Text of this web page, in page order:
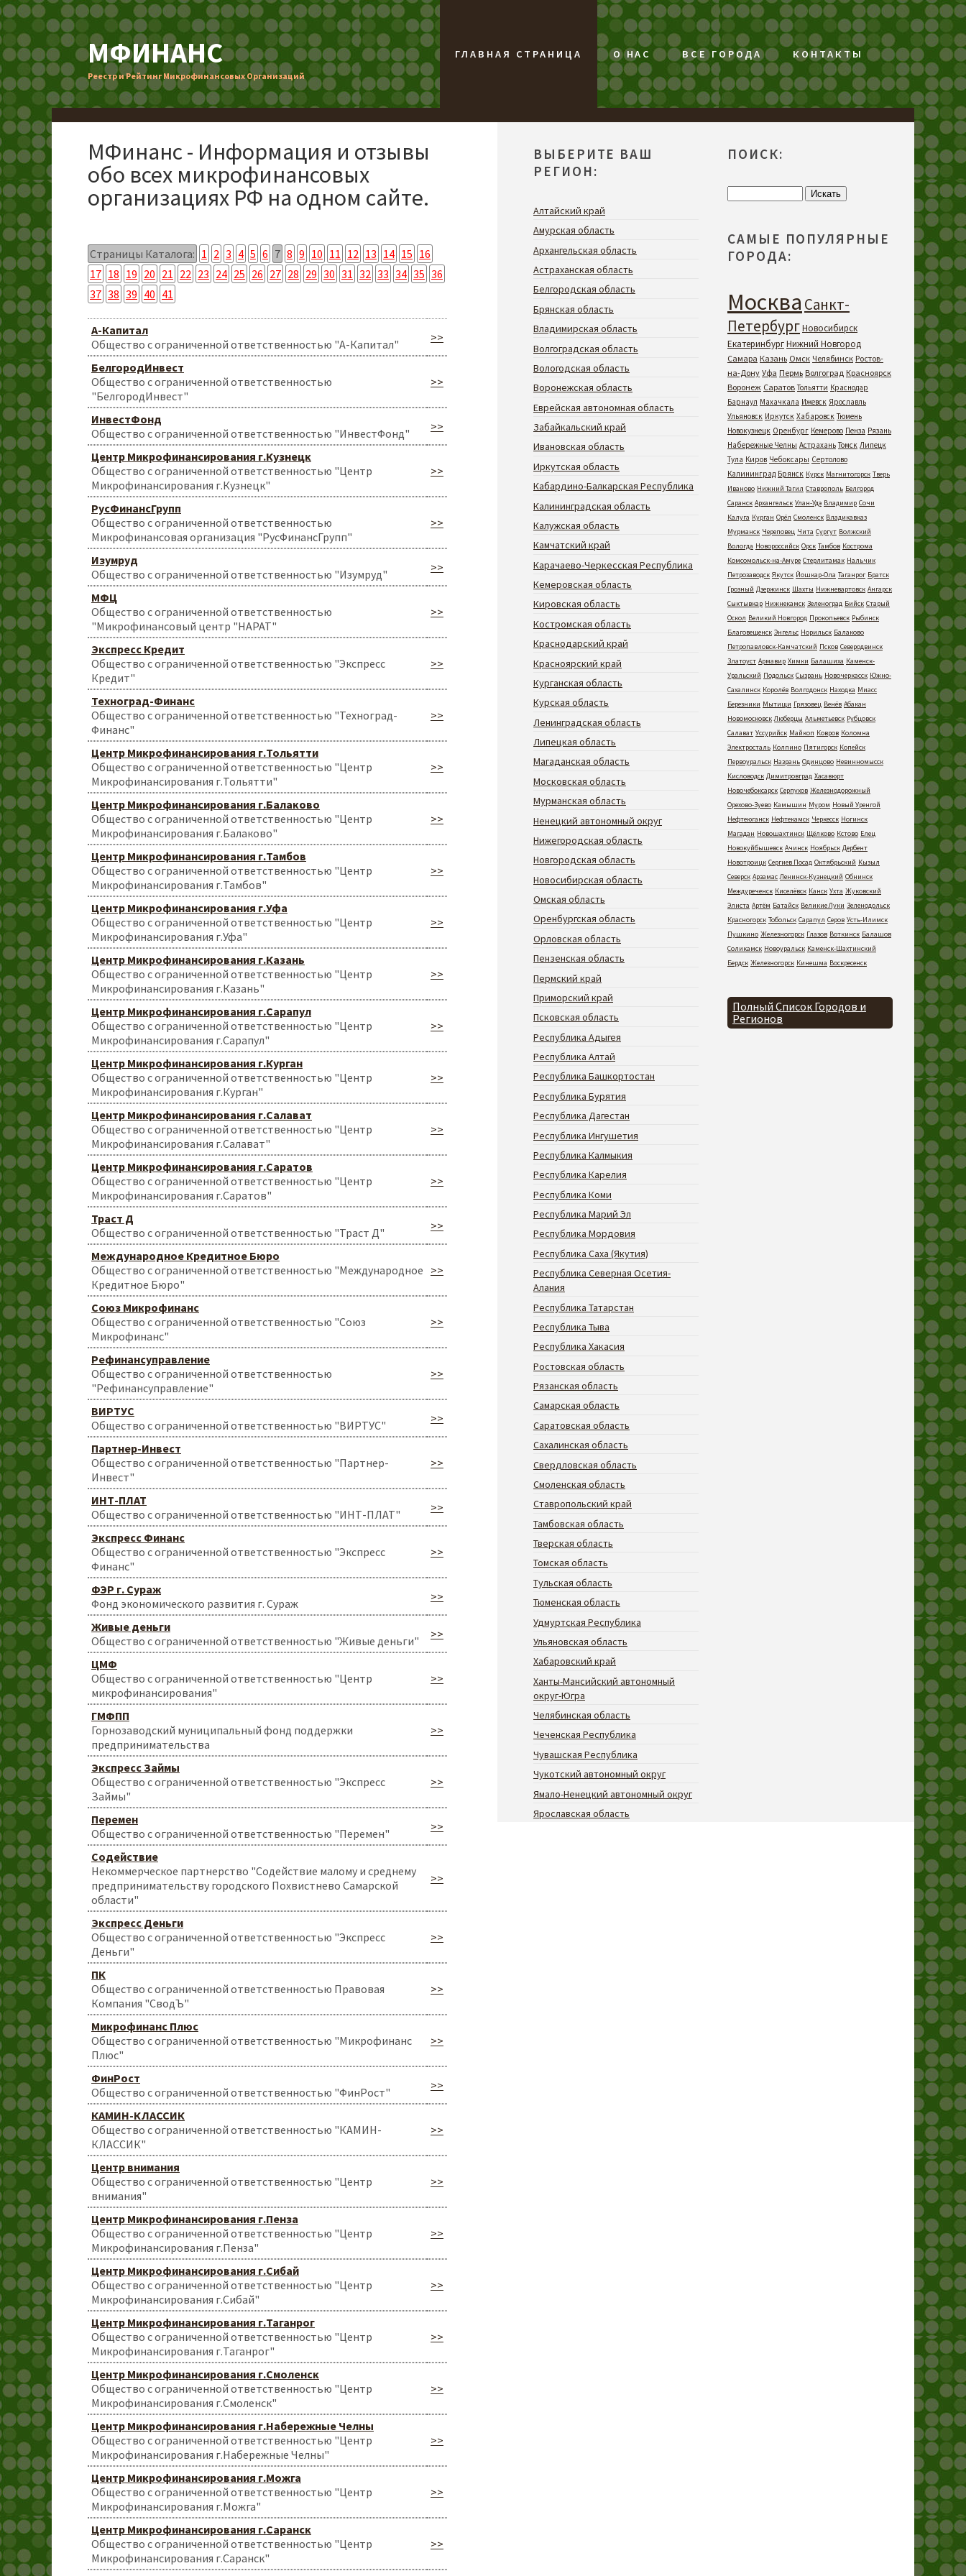
МФИНАНС
Реестр и Рейтинг Микрофинансовых Организаций
ГЛАВНАЯ СТРАНИЦА О НАС ВСЕ ГОРОДА КОНТАКТЫ
МФинанс - Информация и отзывы
обо всех микрофинансовых
организациях РФ на одном сайте.
Страницы Каталога: 1 2 3 4 5 6 7 8 9 10 11 12 13 14 15 16
17 18 19 20 21 22 23 24 25 26 27 28 29 30 31 32 33 34 35 36
37 38 39 40 41
А-Капитал
Общество с ограниченной ответственностью "А-Капитал"
>>
БелгородИнвест
Общество с ограниченной ответственностью
"БелгородИнвест"
>>
ИнвестФонд
Общество с ограниченной ответственностью "ИнвестФонд"
>>
Центр Микрофинансирования г.Кузнецк
Общество с ограниченной ответственностью "Центр
Микрофинансирования г.Кузнецк"
>>
РусФинансГрупп
Общество с ограниченной ответственностью
Микрофинансовая организация "РусФинансГрупп"
>>
Изумруд
Общество с ограниченной ответственностью "Изумруд"
>>
МФЦ
Общество с ограниченной ответственностью
"Микрофинансовый центр "НАРАТ"
>>
Экспресс Кредит
Общество с ограниченной ответственностью "Экспресс
Кредит"
>>
Техноград-Финанс
Общество с ограниченной ответственностью "Техноград-
Финанс"
>>
Центр Микрофинансирования г.Тольятти
Общество с ограниченной ответственностью "Центр
Микрофинансирования г.Тольятти"
>>
Центр Микрофинансирования г.Балаково
Общество с ограниченной ответственностью "Центр
Микрофинансирования г.Балаково"
>>
Центр Микрофинансирования г.Тамбов
Общество с ограниченной ответственностью "Центр
Микрофинансирования г.Тамбов"
>>
Центр Микрофинансирования г.Уфа
Общество с ограниченной ответственностью "Центр
Микрофинансирования г.Уфа"
>>
Центр Микрофинансирования г.Казань
Общество с ограниченной ответственностью "Центр
Микрофинансирования г.Казань"
>>
Центр Микрофинансирования г.Сарапул
Общество с ограниченной ответственностью "Центр
Микрофинансирования г.Сарапул"
>>
Центр Микрофинансирования г.Курган
Общество с ограниченной ответственностью "Центр
Микрофинансирования г.Курган"
>>
Центр Микрофинансирования г.Салават
Общество с ограниченной ответственностью "Центр
Микрофинансирования г.Салават"
>>
Центр Микрофинансирования г.Саратов
Общество с ограниченной ответственностью "Центр
Микрофинансирования г.Саратов"
>>
Траст Д
Общество с ограниченной ответственностью "Траст Д"
>>
Международное Кредитное Бюро
Общество с ограниченной ответственностью "Международное
Кредитное Бюро"
>>
Союз Микрофинанс
Общество с ограниченной ответственностью "Союз
Микрофинанс"
>>
Рефинансуправление
Общество с ограниченной ответственностью
"Рефинансуправление"
>>
ВИРТУС
Общество с ограниченной ответственностью "ВИРТУС"
>>
Партнер-Инвест
Общество с ограниченной ответственностью "Партнер-
Инвест"
>>
ИНТ-ПЛАТ
Общество с ограниченной ответственностью "ИНТ-ПЛАТ"
>>
Экспресс Финанс
Общество с ограниченной ответственностью "Экспресс
Финанс"
>>
ФЭР г. Сураж
Фонд экономического развития г. Сураж
>>
Живые деньги
Общество с ограниченной ответственностью "Живые деньги"
>>
ЦМФ
Общество с ограниченной ответственностью "Центр
микрофинансирования"
>>
ГМФПП
Горнозаводский муниципальный фонд поддержки
предпринимательства
>>
Экспресс Займы
Общество с ограниченной ответственностью "Экспресс
Займы"
>>
Перемен
Общество с ограниченной ответственностью "Перемен"
>>
Содействие
Некоммерческое партнерство "Содействие малому и среднему
предпринимательству городского Похвистнево Самарской
области"
>>
Экспресс Деньги
Общество с ограниченной ответственностью "Экспресс
Деньги"
>>
ПК
Общество с ограниченной ответственностью Правовая
Компания "СводЪ"
>>
Микрофинанс Плюс
Общество с ограниченной ответственностью "Микрофинанс
Плюс"
>>
ФинРост
Общество с ограниченной ответственностью "ФинРост"
>>
КАМИН-КЛАССИК
Общество с ограниченной ответственностью "КАМИН-
КЛАССИК"
>>
Центр внимания
Общество с ограниченной ответственностью "Центр
внимания"
>>
Центр Микрофинансирования г.Пенза
Общество с ограниченной ответственностью "Центр
Микрофинансирования г.Пенза"
>>
Центр Микрофинансирования г.Сибай
Общество с ограниченной ответственностью "Центр
Микрофинансирования г.Сибай"
>>
Центр Микрофинансирования г.Таганрог
Общество с ограниченной ответственностью "Центр
Микрофинансирования г.Таганрог"
>>
Центр Микрофинансирования г.Смоленск
Общество с ограниченной ответственностью "Центр
Микрофинансирования г.Смоленск"
>>
Центр Микрофинансирования г.Набережные Челны
Общество с ограниченной ответственностью "Центр
Микрофинансирования г.Набережные Челны"
>>
Центр Микрофинансирования г.Можга
Общество с ограниченной ответственностью "Центр
Микрофинансирования г.Можга"
>>
Центр Микрофинансирования г.Саранск
Общество с ограниченной ответственностью "Центр
Микрофинансирования г.Саранск"
>>
ВЫБЕРИТЕ ВАШ
РЕГИОН:
Алтайский край
Амурская область
Архангельская область
Астраханская область
Белгородская область
Брянская область
Владимирская область
Волгоградская область
Вологодская область
Воронежская область
Еврейская автономная область
Забайкальский край
Ивановская область
Иркутская область
Кабардино-Балкарская Республика
Калининградская область
Калужская область
Камчатский край
Карачаево-Черкесская Республика
Кемеровская область
Кировская область
Костромская область
Краснодарский край
Красноярский край
Курганская область
Курская область
Ленинградская область
Липецкая область
Магаданская область
Московская область
Мурманская область
Ненецкий автономный округ
Нижегородская область
Новгородская область
Новосибирская область
Омская область
Оренбургская область
Орловская область
Пензенская область
Пермский край
Приморский край
Псковская область
Республика Адыгея
Республика Алтай
Республика Башкортостан
Республика Бурятия
Республика Дагестан
Республика Ингушетия
Республика Калмыкия
Республика Карелия
Республика Коми
Республика Марий Эл
Республика Мордовия
Республика Саха (Якутия)
Республика Северная Осетия-
Алания
Республика Татарстан
Республика Тыва
Республика Хакасия
Ростовская область
Рязанская область
Самарская область
Саратовская область
Сахалинская область
Свердловская область
Смоленская область
Ставропольский край
Тамбовская область
Тверская область
Томская область
Тульская область
Тюменская область
Удмуртская Республика
Ульяновская область
Хабаровский край
Ханты-Мансийский автономный
округ-Югра
Челябинская область
Чеченская Республика
Чувашская Республика
Чукотский автономный округ
Ямало-Ненецкий автономный округ
Ярославская область
ПОИСК:
САМЫЕ ПОПУЛЯРНЫЕ
ГОРОДА:
Москва Санкт-
ПетербургНовосибирск
ЕкатеринбургНижний Новгород
Самара Казань Омск Челябинск Ростов-
на-Дону Уфа Пермь Волгоград Красноярск
Воронеж Саратов Тольятти Краснодар
Барнаул Махачкала Ижевск Ярославль
Ульяновск Иркутск Хабаровск Тюмень
Новокузнецк Оренбург Кемерово Пенза Рязань
Набережные Челны Астрахань Томск Липецк
Тула Киров Чебоксары Сертолово
Калининград Брянск Курск Магнитогорск Тверь
Иваново Нижний Тагил Ставрополь Белгород
Саранск Архангельск Улан-Удэ Владимир Сочи
Калуга Курган Орёл Смоленск Владикавказ
Мурманск Череповец Чита Сургут Волжский
Вологда Новороссийск Орск Тамбов Кострома
Комсомольск-на-Амуре Стерлитамак Нальчик
Петрозаводск Якутск Йошкар-Ола Таганрог Братск
Грозный Дзержинск Шахты Нижневартовск Ангарск
Сыктывкар Нижнекамск Зеленоград Бийск Старый
Оскол Великий Новгород Прокопьевск Рыбинск
Благовещенск Энгельс Норильск Балаково
Петропавловск-Камчатский Псков Северодвинск
Златоуст Армавир Химки Балашиха Каменск-
Уральский Подольск Сызрань Новочеркасск Южно-
Сахалинск Королёв Волгодонск Находка Миасс
Березники Мытищи Грязовец Венёв Абакан
Новомосковск Люберцы Альметьевск Рубцовск
Салават Уссурийск Майкоп Ковров Коломна
Электросталь Колпино Пятигорск Копейск
Первоуральск Назрань Одинцово Невинномысск
Кисловодск Димитровград Хасавюрт
Новочебоксарск Серпухов Железнодорожный
Орехово-Зуево Камышин Муром Новый Уренгой
Нефтеюганск Нефтекамск Черкесск Ногинск
Магадан Новошахтинск Щёлково Кстово Елец
Новокуйбышевск Ачинск Ноябрьск Дербент
Новотроицк Сергиев Посад Октябрьский Кызыл
Северск Арзамас Ленинск-Кузнецкий Обнинск
Междуреченск Киселёвск Канск Ухта Жуковский
Элиста Артём Батайск Великие Луки Зеленодольск
Красногорск Тобольск Сарапул Серов Усть-Илимск
Пушкино Железногорск Глазов Воткинск Балашов
Соликамск Новоуральск Каменск-Шахтинский
Бердск Железногорск Кинешма Воскресенск
Полный Список Городов и
Регионов